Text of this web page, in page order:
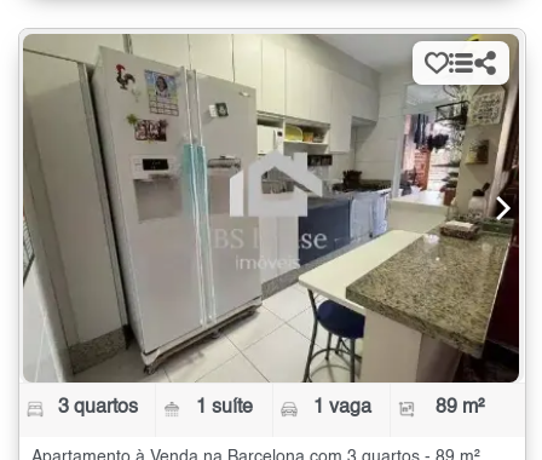
3 quartos 1 suíte 1 vaga 89 m²